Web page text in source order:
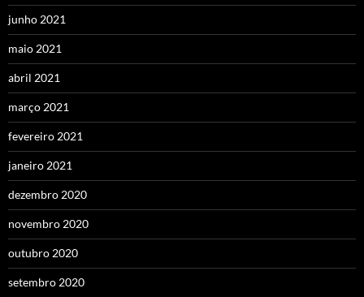
junho 2021
maio 2021
abril 2021
março 2021
fevereiro 2021
janeiro 2021
dezembro 2020
novembro 2020
outubro 2020
setembro 2020